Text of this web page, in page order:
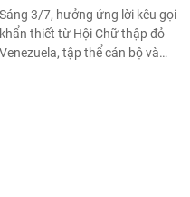
Sáng 3/7, hưởng ứng lời kêu gọi
khẩn thiết từ Hội Chữ thập đỏ
Venezuela, tập thể cán bộ và